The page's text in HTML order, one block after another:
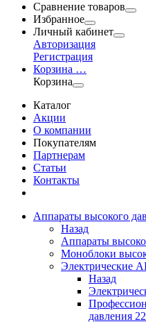
Сравнение товаров
Избранное
Личный кабинет
Авторизация
Регистрация
Корзина …
Корзина
Каталог
Акции
О компании
Покупателям
Партнерам
Статьи
Контакты
Аппараты высокого
Назад
Аппараты
Моноблоки
Электрические
Назад
давления